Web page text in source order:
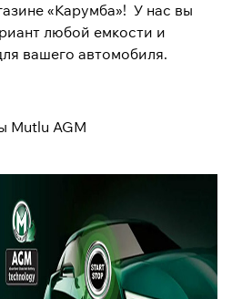
«Карумба»! У нас вы
любой емкости и
вашего автомобиля.
Mutlu AGM